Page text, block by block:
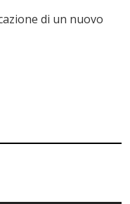
di un nuovo